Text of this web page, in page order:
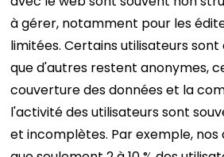
à gérer, notamment pour les
limitées. Certains utilisateurs
que d'autres restent anonymes,
couverture des données et la
l'activité des utilisateurs sont
et incomplètes. Par exemple,